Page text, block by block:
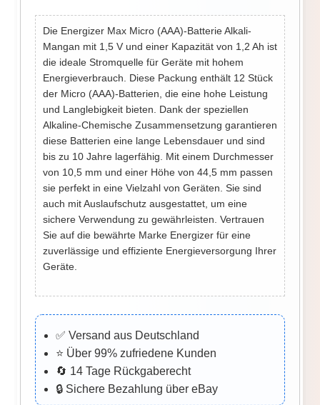
Die Energizer Max Micro (AAA)-Batterie Alkali-
Mangan mit 1,5 V und einer Kapazität von 1,2 Ah ist
die ideale Stromquelle für Geräte mit hohem
Energieverbrauch. Diese Packung enthält 12 Stück
der Micro (AAA)-Batterien, die eine hohe Leistung
und Langlebigkeit bieten. Dank der speziellen
Alkaline-Chemische Zusammensetzung garantieren
diese Batterien eine lange Lebensdauer und sind
bis zu 10 Jahre lagerfähig. Mit einem Durchmesser
von 10,5 mm und einer Höhe von 44,5 mm passen
sie perfekt in eine Vielzahl von Geräten. Sie sind
auch mit Auslaufschutz ausgestattet, um eine
sichere Verwendung zu gewährleisten. Vertrauen
Sie auf die bewährte Marke Energizer für eine
zuverlässige und effiziente Energieversorgung Ihrer
Geräte.
✅ Versand aus Deutschland
⭐ Über 99% zufriedene Kunden
🔄 14 Tage Rückgaberecht
🔒 Sichere Bezahlung über eBay